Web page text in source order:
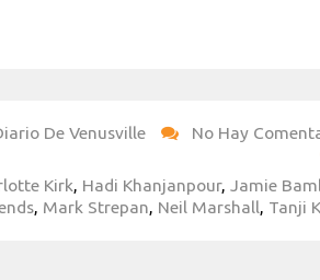
De Venusville
No Hay
Kirk, Hadi Khanjanpour, Jamie
, Mark Strepan, Neil Marshall, Tanji